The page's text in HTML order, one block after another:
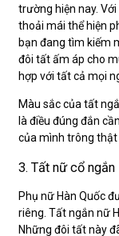
trường hiện nay.
thoải mái thể hiện
bạn đang tìm kiếm
đôi tất ấm áp cho
hợp với tất cả mọi
Màu sắc của tất
là điều đúng đắn
của mình trông thật
3. Tất nữ cổ ngắn
Phụ nữ Hàn Quốc
riêng. Tất ngắn nữ
Những đôi tất này